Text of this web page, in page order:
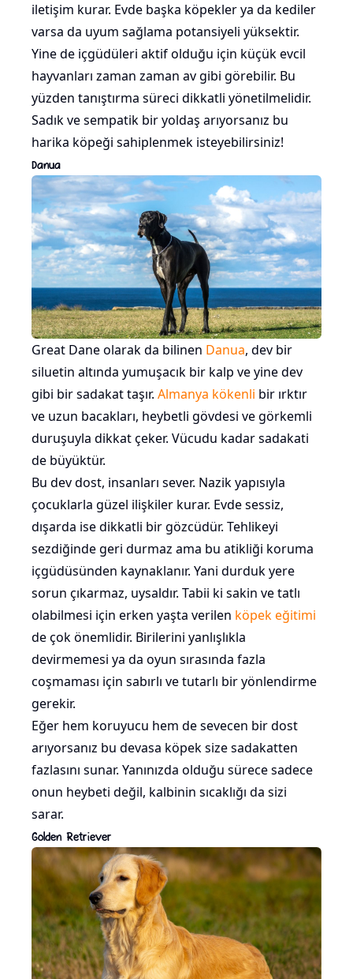
iletişim kurar. Evde başka köpekler ya da kediler
varsa da uyum sağlama potansiyeli yüksektir.
Yine de içgüdüleri aktif olduğu için küçük evcil
hayvanları zaman zaman av gibi görebilir. Bu
yüzden tanıştırma süreci dikkatli yönetilmelidir.
Sadık ve sempatik bir yoldaş arıyorsanız bu
harika köpeği sahiplenmek isteyebilirsiniz!
Danua
Great Dane olarak da bilinen Danua, dev bir
siluetin altında yumuşacık bir kalp ve yine dev
gibi bir sadakat taşır. Almanya kökenli bir ırktır
ve uzun bacakları, heybetli gövdesi ve görkemli
duruşuyla dikkat çeker. Vücudu kadar sadakati
de büyüktür.
Bu dev dost, insanları sever. Nazik yapısıyla
çocuklarla güzel ilişkiler kurar. Evde sessiz,
dışarda ise dikkatli bir gözcüdür. Tehlikeyi
sezdiğinde geri durmaz ama bu atikliği koruma
içgüdüsünden kaynaklanır. Yani durduk yere
sorun çıkarmaz, uysaldır. Tabii ki sakin ve tatlı
olabilmesi için erken yaşta verilen köpek eğitimi
de çok önemlidir. Birilerini yanlışlıkla
devirmemesi ya da oyun sırasında fazla
coşmaması için sabırlı ve tutarlı bir yönlendirme
gerekir.
Eğer hem koruyucu hem de sevecen bir dost
arıyorsanız bu devasa köpek size sadakatten
fazlasını sunar. Yanınızda olduğu sürece sadece
onun heybeti değil, kalbinin sıcaklığı da sizi
sarar.
Golden Retriever